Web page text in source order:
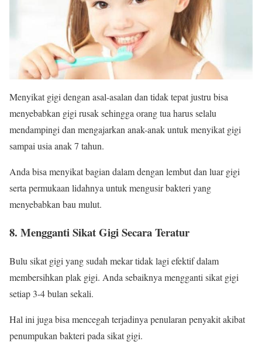
Menyikat gigi dengan asal-asalan dan tidak tepat justru bisa
menyebabkan gigi rusak sehingga orang tua harus selalu
mendampingi dan mengajarkan anak-anak untuk menyikat gigi
sampai usia anak 7 tahun.
Anda bisa menyikat bagian dalam dengan lembut dan luar gigi
serta permukaan lidahnya untuk mengusir bakteri yang
menyebabkan bau mulut.
8. Mengganti Sikat Gigi Secara Teratur
Bulu sikat gigi yang sudah mekar tidak lagi efektif dalam
membersihkan plak gigi. Anda sebaiknya mengganti sikat gigi
setiap 3-4 bulan sekali.
Hal ini juga bisa mencegah terjadinya penularan penyakit akibat
penumpukan bakteri pada sikat gigi.